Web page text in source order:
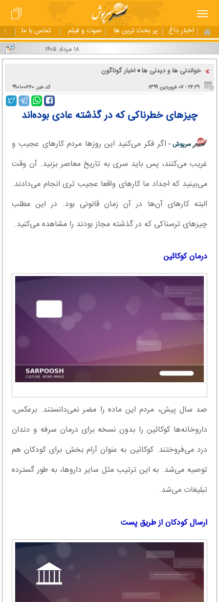
اخبار داغ پر بحث ترین ها صوت و فیلم تماس با ما
۱۸ مرداد ۱۴۰۵
خواندنی ها و دیدنی ها> اخبار گوناگون
۲۲:۲۹ - ۰۷ فروردین ۱۳۹۹ کد خبر: ۹۹۰۱۰۰۶۶۰
چیز‌های خطرناکی که در گذشته عادی بوده‌اند
سرپوش - اگر فکر می‌کنید این روز‌ها مردم کار‌های عجیب و
غریب می‌کنند، پس باید سری به تاریخ معاصر بزنید. آن وقت
می‌بینید که اجداد ما کار‌های واقعا عجیب تری انجام می‌دادند.
البته کار‌های آن‌ها در آن زمان قانونی بود. در این مطلب
چیز‌های ترسناکی که در گذشته مجاز بودند را مشاهده می‌کنید.
درمان کوکائین
صد سال پیش، مردم این ماده را مضر نمی‌دانستند. برعکس،
داروخانه‌ها کوکائین را بدون نسخه برای درمان سرفه و دندان
درد می‌فروختند. کوکائین به عنوان آرام بخش برای کودکان هم
توصیه می‌شد. به این ترتیب مثل سایر داروها، به طور گسترده
تبلیغات می‌شد.
ارسال کودکان از طریق پست